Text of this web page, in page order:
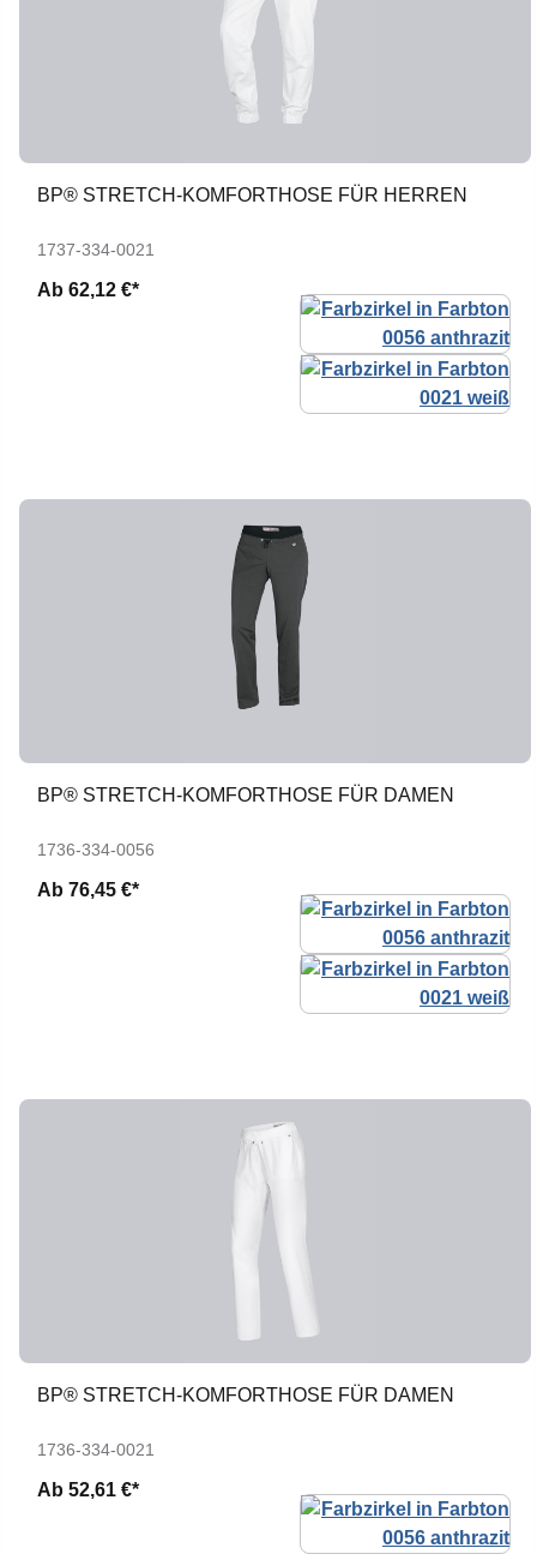
BP® STRETCH-KOMFORTHOSE FÜR HERREN
1737-334-0021
Ab 62,12 €*
BP® STRETCH-KOMFORTHOSE FÜR DAMEN
1736-334-0056
Ab 76,45 €*
BP® STRETCH-KOMFORTHOSE FÜR DAMEN
1736-334-0021
Ab 52,61 €*